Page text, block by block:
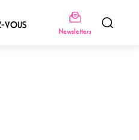
VOUS
Newsletters